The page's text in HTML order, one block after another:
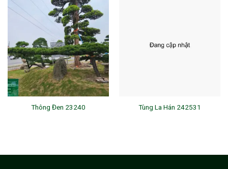
Thông Đen 23240 Tùng La Hán 242531